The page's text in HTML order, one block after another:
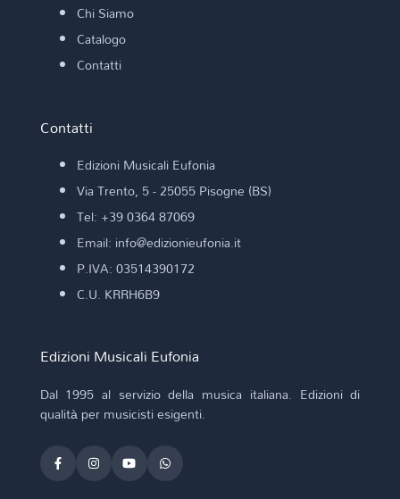
Chi Siamo
Catalogo
Contatti
Contatti
Edizioni Musicali Eufonia
Via Trento, 5 - 25055 Pisogne (BS)
Tel: +39 0364 87069
Email: info@edizionieufonia.it
P.IVA: 03514390172
C.U. KRRH6B9
Edizioni Musicali Eufonia
Dal 1995 al servizio della musica italiana. Edizioni di
qualità per musicisti esigenti.